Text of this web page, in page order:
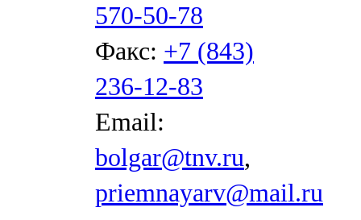
570-50-78
Факс: +7 (843)
236-12-83
Email:
bolgar@tnv.ru,
priemnayarv@mail.ru